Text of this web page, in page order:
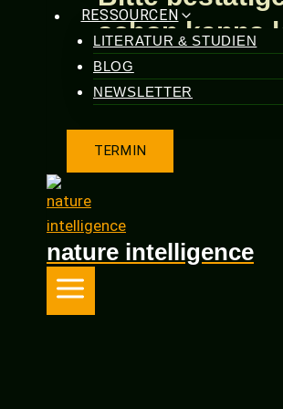
RESSOURCEN
LITERATUR & STUDIEN
BLOG
NEWSLETTER
TERMIN
nature intelligence
schon kanns